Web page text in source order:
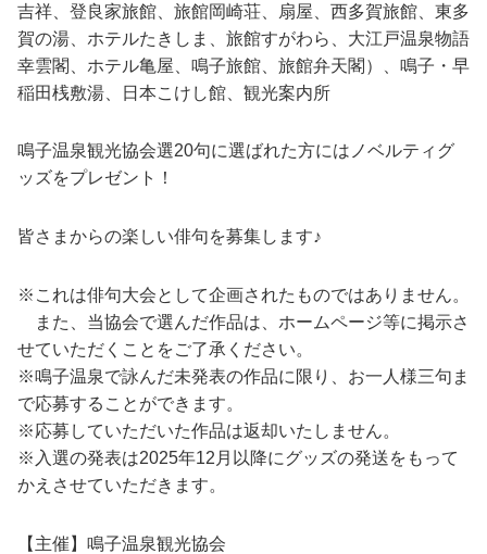
吉祥、登良家旅館、旅館岡崎荘、扇屋、西多賀旅館、東多
賀の湯、ホテルたきしま、旅館すがわら、大江戸温泉物語
幸雲閣、ホテル亀屋、鳴子旅館、旅館弁天閣）、鳴子・早
稲田桟敷湯、日本こけし館、観光案内所
鳴子温泉観光協会選20句に選ばれた方にはノベルティグ
ッズをプレゼント！
皆さまからの楽しい俳句を募集します♪
※これは俳句大会として企画されたものではありません。
また、当協会で選んだ作品は、ホームページ等に掲示さ
せていただくことをご了承ください。
※鳴子温泉で詠んだ未発表の作品に限り、お一人様三句ま
で応募することができます。
※応募していただいた作品は返却いたしません。
※入選の発表は2025年12月以降にグッズの発送をもって
かえさせていただきます。
【主催】鳴子温泉観光協会